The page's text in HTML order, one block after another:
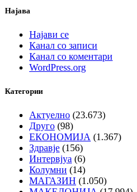
Најава
Најави се
Канал со записи
Канал со коментари
WordPress.org
Категории
Актуелно (23.673)
Друго (98)
ЕКОНОМИЈА (1.367)
Здравје (156)
Интервјуа (6)
Колумни (14)
МАГАЗИН (1.050)